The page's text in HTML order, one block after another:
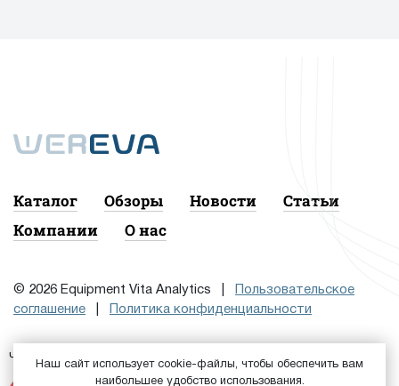
Каталог Обзоры Новости
Статьи
Компании
О нас
© 2026 Equipment Vita Analytics |
Пользовательское
соглашение
Политика конфиденциальности
Чтобы подписаться на рассылку, сначала Войдите или
Наш сайт использует cookie-файлы, чтобы обеспечить вам
наибольшее удобство использования.